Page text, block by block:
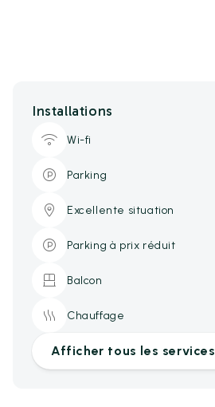
Installations
Wi-fi
Parking
Excellente situation
Parking à prix réduit
Balcon
Chauffage
Afficher tous les services